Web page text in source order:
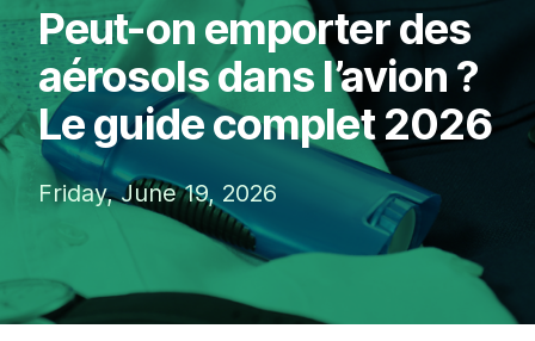
Peut-on emporter des
aérosols dans l’avion ?
Le guide complet 2026
Friday, June 19, 2026